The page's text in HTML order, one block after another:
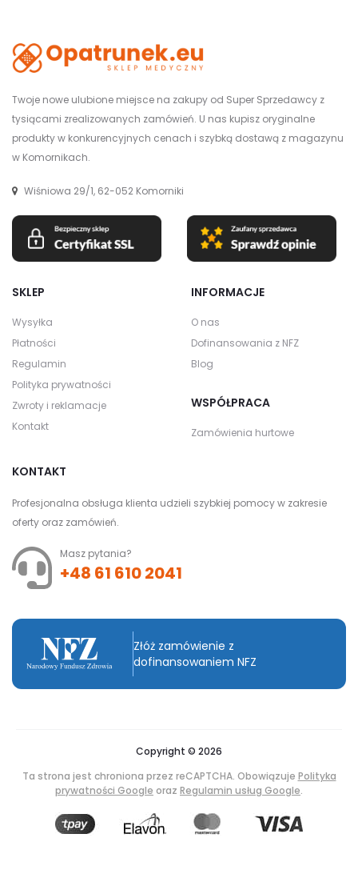
Twoje nowe ulubione miejsce na zakupy od Super Sprzedawcy z
tysiącami zrealizowanych zamówień. U nas kupisz oryginalne
produkty w konkurencyjnych cenach i szybką dostawą z magazynu
w Komornikach.
Wiśniowa 29/1, 62-052 Komorniki
SKLEP
Wysyłka
Płatności
Regulamin
Polityka prywatności
Zwroty i reklamacje
Kontakt
INFORMACJE
O nas
Dofinansowania z NFZ
Blog
WSPÓŁPRACA
Zamówienia hurtowe
KONTAKT
Profesjonalna obsługa klienta udzieli szybkiej pomocy w zakresie
oferty oraz zamówień.
Masz pytania?
+48 61 610 2041
Złóż zamówienie z
dofinansowaniem NFZ
Copyright © 2026
Ta strona jest chroniona przez reCAPTCHA. Obowiązuje Polityka
prywatności Google oraz Regulamin usług Google.